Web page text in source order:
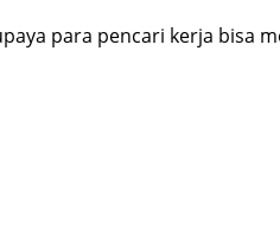
para pencari kerja bisa